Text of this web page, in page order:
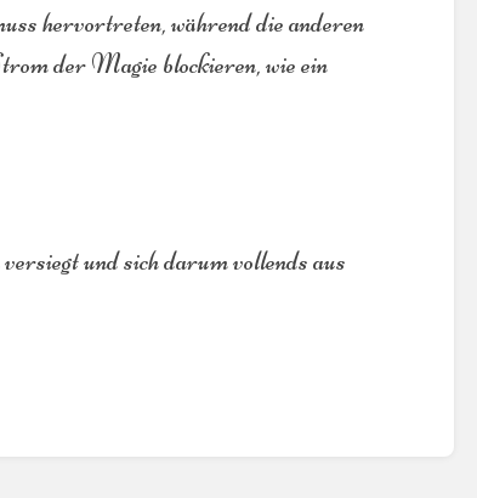
hervortreten, während die anderen
der Magie blockieren, wie ein
und sich darum vollends aus